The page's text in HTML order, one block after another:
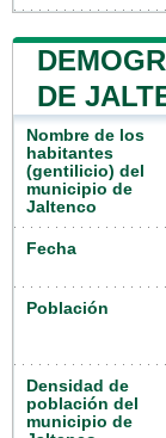
DE
Nombre de los
habitantes
(gentilicio) del
municipio de
Jaltenco
Fecha
Población
Densidad de
población del
municipio de